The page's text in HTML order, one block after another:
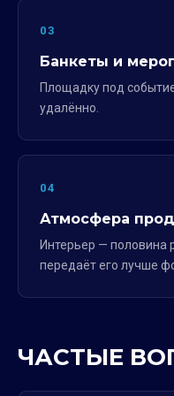
03
Банкеты и
Площадку под
удалённо.
04
Атмосфера
Интерьер — половина
передаёт его лучше
ЧАСТЫЕ